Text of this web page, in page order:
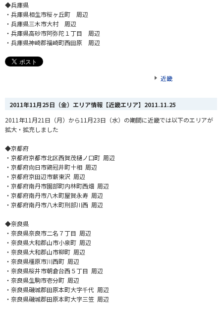
◆兵庫県
・兵庫県相生市桜ヶ丘町 周辺
・兵庫県三木市大村 周辺
・兵庫県高砂市阿弥陀１丁目 周辺
・兵庫県神崎郡福崎町西田原 周辺
近畿
2011年11月25日（金）エリア情報【近畿エリア】 2011.11.25
2011年11月21日（月）から11月23日（水）の期間に近畿では以下のエリアが
拡大・拡充しました
◆京都府
・京都府京都市北区西賀茂樋ノ口町 周辺
・京都府向日市鶏冠井町十相 周辺
・京都府京田辺市薪東沢 周辺
・京都府南丹市園部町内林町西畑 周辺
・京都府南丹市八木町屋賀永寿 周辺
・京都府南丹市八木町刑部川西 周辺
◆奈良県
・奈良県奈良市二名７丁目 周辺
・奈良県大和郡山市小泉町 周辺
・奈良県大和郡山市柳町 周辺
・奈良県橿原市川西町 周辺
・奈良県桜井市朝倉台西５丁目 周辺
・奈良県生駒市壱分町 周辺
・奈良県磯城郡田原本町大字千代 周辺
・奈良県磯城郡田原本町大字三笠 周辺